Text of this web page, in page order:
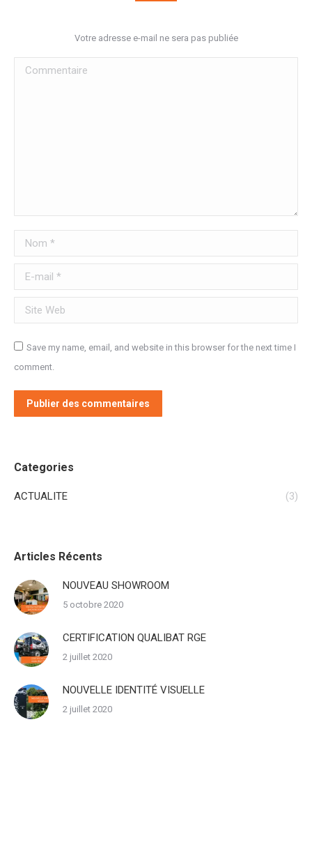
Votre adresse e-mail ne sera pas publiée
Commentaire
Nom *
E-mail *
Site Web
Save my name, email, and website in this browser for the next time I
comment.
Publier des commentaires
Categories
ACTUALITE (3)
Articles Récents
NOUVEAU SHOWROOM
5 octobre 2020
CERTIFICATION QUALIBAT RGE
2 juillet 2020
NOUVELLE IDENTITÉ VISUELLE
2 juillet 2020